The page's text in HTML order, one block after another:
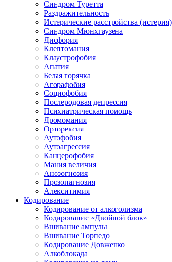
Синдром Туретта
Раздражительность
Истерические расстройства (истерия)
Синдром Мюнхгаузена
Дисфория
Клептомания
Клаустрофобия
Апатия
Белая горячка
Агорафобия
Социофобия
Послеродовая депрессия
Психиатрическая помощь
Дромомания
Орторексия
Аутофобия
Аутоагрессия
Канцерофобия
Мания величия
Анозогнозия
Прозопагнозия
Алекситимия
Кодирование
Кодирование от алкоголизма
Кодирование «Двойной блок»
Вшивание ампулы
Вшивание Торпедо
Кодирование Довженко
Алкоблокада